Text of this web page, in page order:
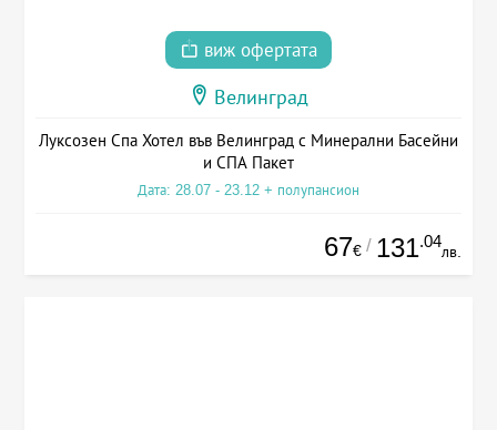
виж офертата
Велинград
Луксозен Спа Хотел във Велинград с Минерални Басейни
и СПА Пакет
Дата: 28.07 - 23.12 + полупансион
67€ / 131.04
лв.